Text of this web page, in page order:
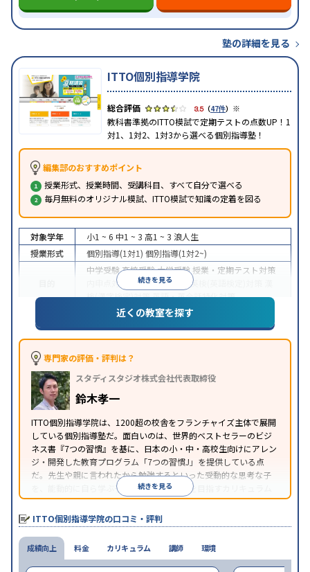
塾の詳細を見る
ITTO個別指導学院
3.5（47件） ※
教科書準拠のITTO模試で定期テストの点数UP！1
対1、1対2、1対3から選べる個別指導塾！
編集部のおすすめポイント
授業形式、授業時間、受講科目、すべて自分で選べる
毎月無料のオリジナル模試、ITTO模試で知識の定着を図る
続きを見る
対象学年 小1 ~ 6 中1 ~ 3 高1 ~ 3 浪人生
授業形式
個別指導(1対1) 個別指導(1対2~)
中学受験高校受験大学受験 授業・定期テスト対策
内申点対策
学習習慣の定着 英検(英語検定)対策
検(漢字検定)対策英語・英会話特化対策
1科目から受講可能季節講習のみの受講可
※2023年3月調査。小学校高学年の個別指導塾アンケート調査方法を参
近くの教室を探す
専門家の評価・評判は？
スタディスタジオ株式会社代表取締役
鈴木孝一
ITTO個別指導学院は、1200超の校舎をフランチャイズ主体で展開
している個別指導塾だ。面白いのは、世界的ベストセラーのビジ
ネス書『7つの習慣』を基に、日本の小・中・高校生向けにアレン
ジ・開発した教育プログラム「7つの習慣J」を提供している点
だ。先生や親に言われたから勉強するといった受動的な思考な子
を、能動的に自ら学ぶ子に育てていくことを目指すカリキュラム
である。個別指導の授業とは別に、集団授業形式の特別講座とし
て別料金で提供されるので、単なる成績アップ以上の、子どもの
心の成長を求める家庭にオススメだ。
続きを見る
ITTO個別指導学院の口コミ・評判
成績向上 料金 カリキュラム 講師 環境